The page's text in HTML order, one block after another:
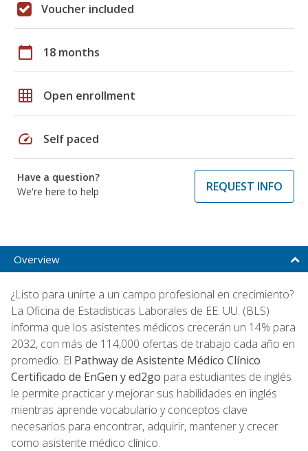
Voucher included
calendar_today 18 months
grid_on Open enrollment
speed Self paced
Have a question?
We're here to help
REQUEST INFO
Overview
¿Listo para unirte a un campo profesional en crecimiento?
La Oficina de Estadísticas Laborales de EE. UU. (BLS)
informa que los asistentes médicos crecerán un 14% para
2032, con más de 114,000 ofertas de trabajo cada año en
promedio. El Pathway de Asistente Médico Clínico
Certificado de EnGen y ed2go para estudiantes de inglés
le permite practicar y mejorar sus habilidades en inglés
mientras aprende vocabulario y conceptos clave
necesarios para encontrar, adquirir, mantener y crecer
como asistente médico clínico.